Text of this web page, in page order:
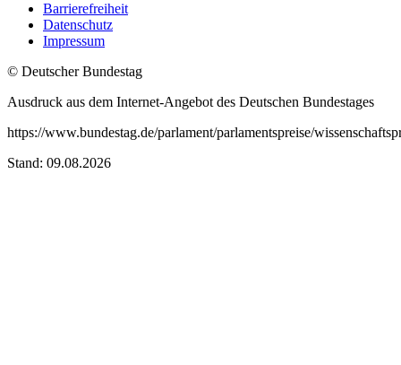
Barrierefreiheit
Datenschutz
Impressum
© Deutscher Bundestag
Ausdruck aus dem Internet-Angebot des Deutschen Bundestages
https://www.bundestag.de/parlament/parlamentspreise/
Stand: 09.08.2026